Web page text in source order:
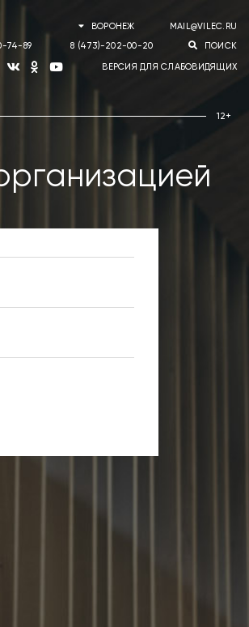
ВОРОНЕЖ MAIL@VILEC.RU
74-89 8 (473)-202-00-20 ПОИСК
ВЕРСИЯ ДЛЯ СЛАБОВИДЯЩИХ